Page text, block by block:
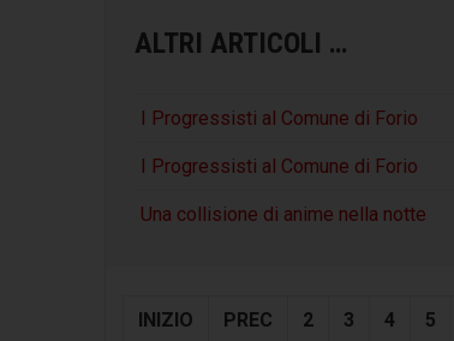
ALTRI ARTICOLI …
I Progressisti al Comune di Forio
I Progressisti al Comune di Forio
Una collisione di anime nella notte
INIZIO PREC 2 3 4 5